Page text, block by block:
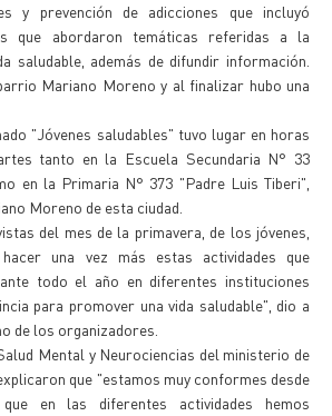
y prevención de adicciones que incluyó
que abordaron temáticas referidas a la
saludable, además de difundir información.
Mariano Moreno y al finalizar hubo una
"Jóvenes saludables" tuvo lugar en horas
tanto en la Escuela Secundaria N° 33
en la Primaria N° 373 "Padre Luis Tiberi",
Moreno de esta ciudad.
del mes de la primavera, de los jóvenes,
hacer una vez más estas actividades que
todo el año en diferentes instituciones
para promover una vida saludable", dio a
de los organizadores.
Mental y Neurociencias del ministerio de
que "estamos muy conformes desde
en las diferentes actividades hemos